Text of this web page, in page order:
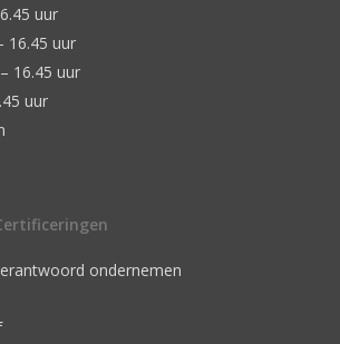
uur
16.45 uur
16.45 uur
uur
ondernemen